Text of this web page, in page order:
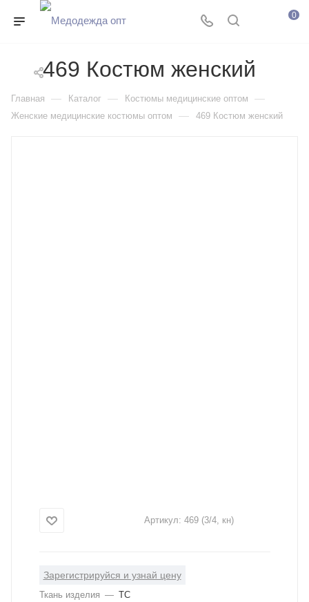
0
469 Костюм женский
Главная — Каталог — Костюмы медицинские оптом —
Женские медицинские костюмы оптом — 469 Костюм женский
Артикул: 469 (3/4, кн)
Зарегистрируйся и узнай цену
Ткань изделия — ТС